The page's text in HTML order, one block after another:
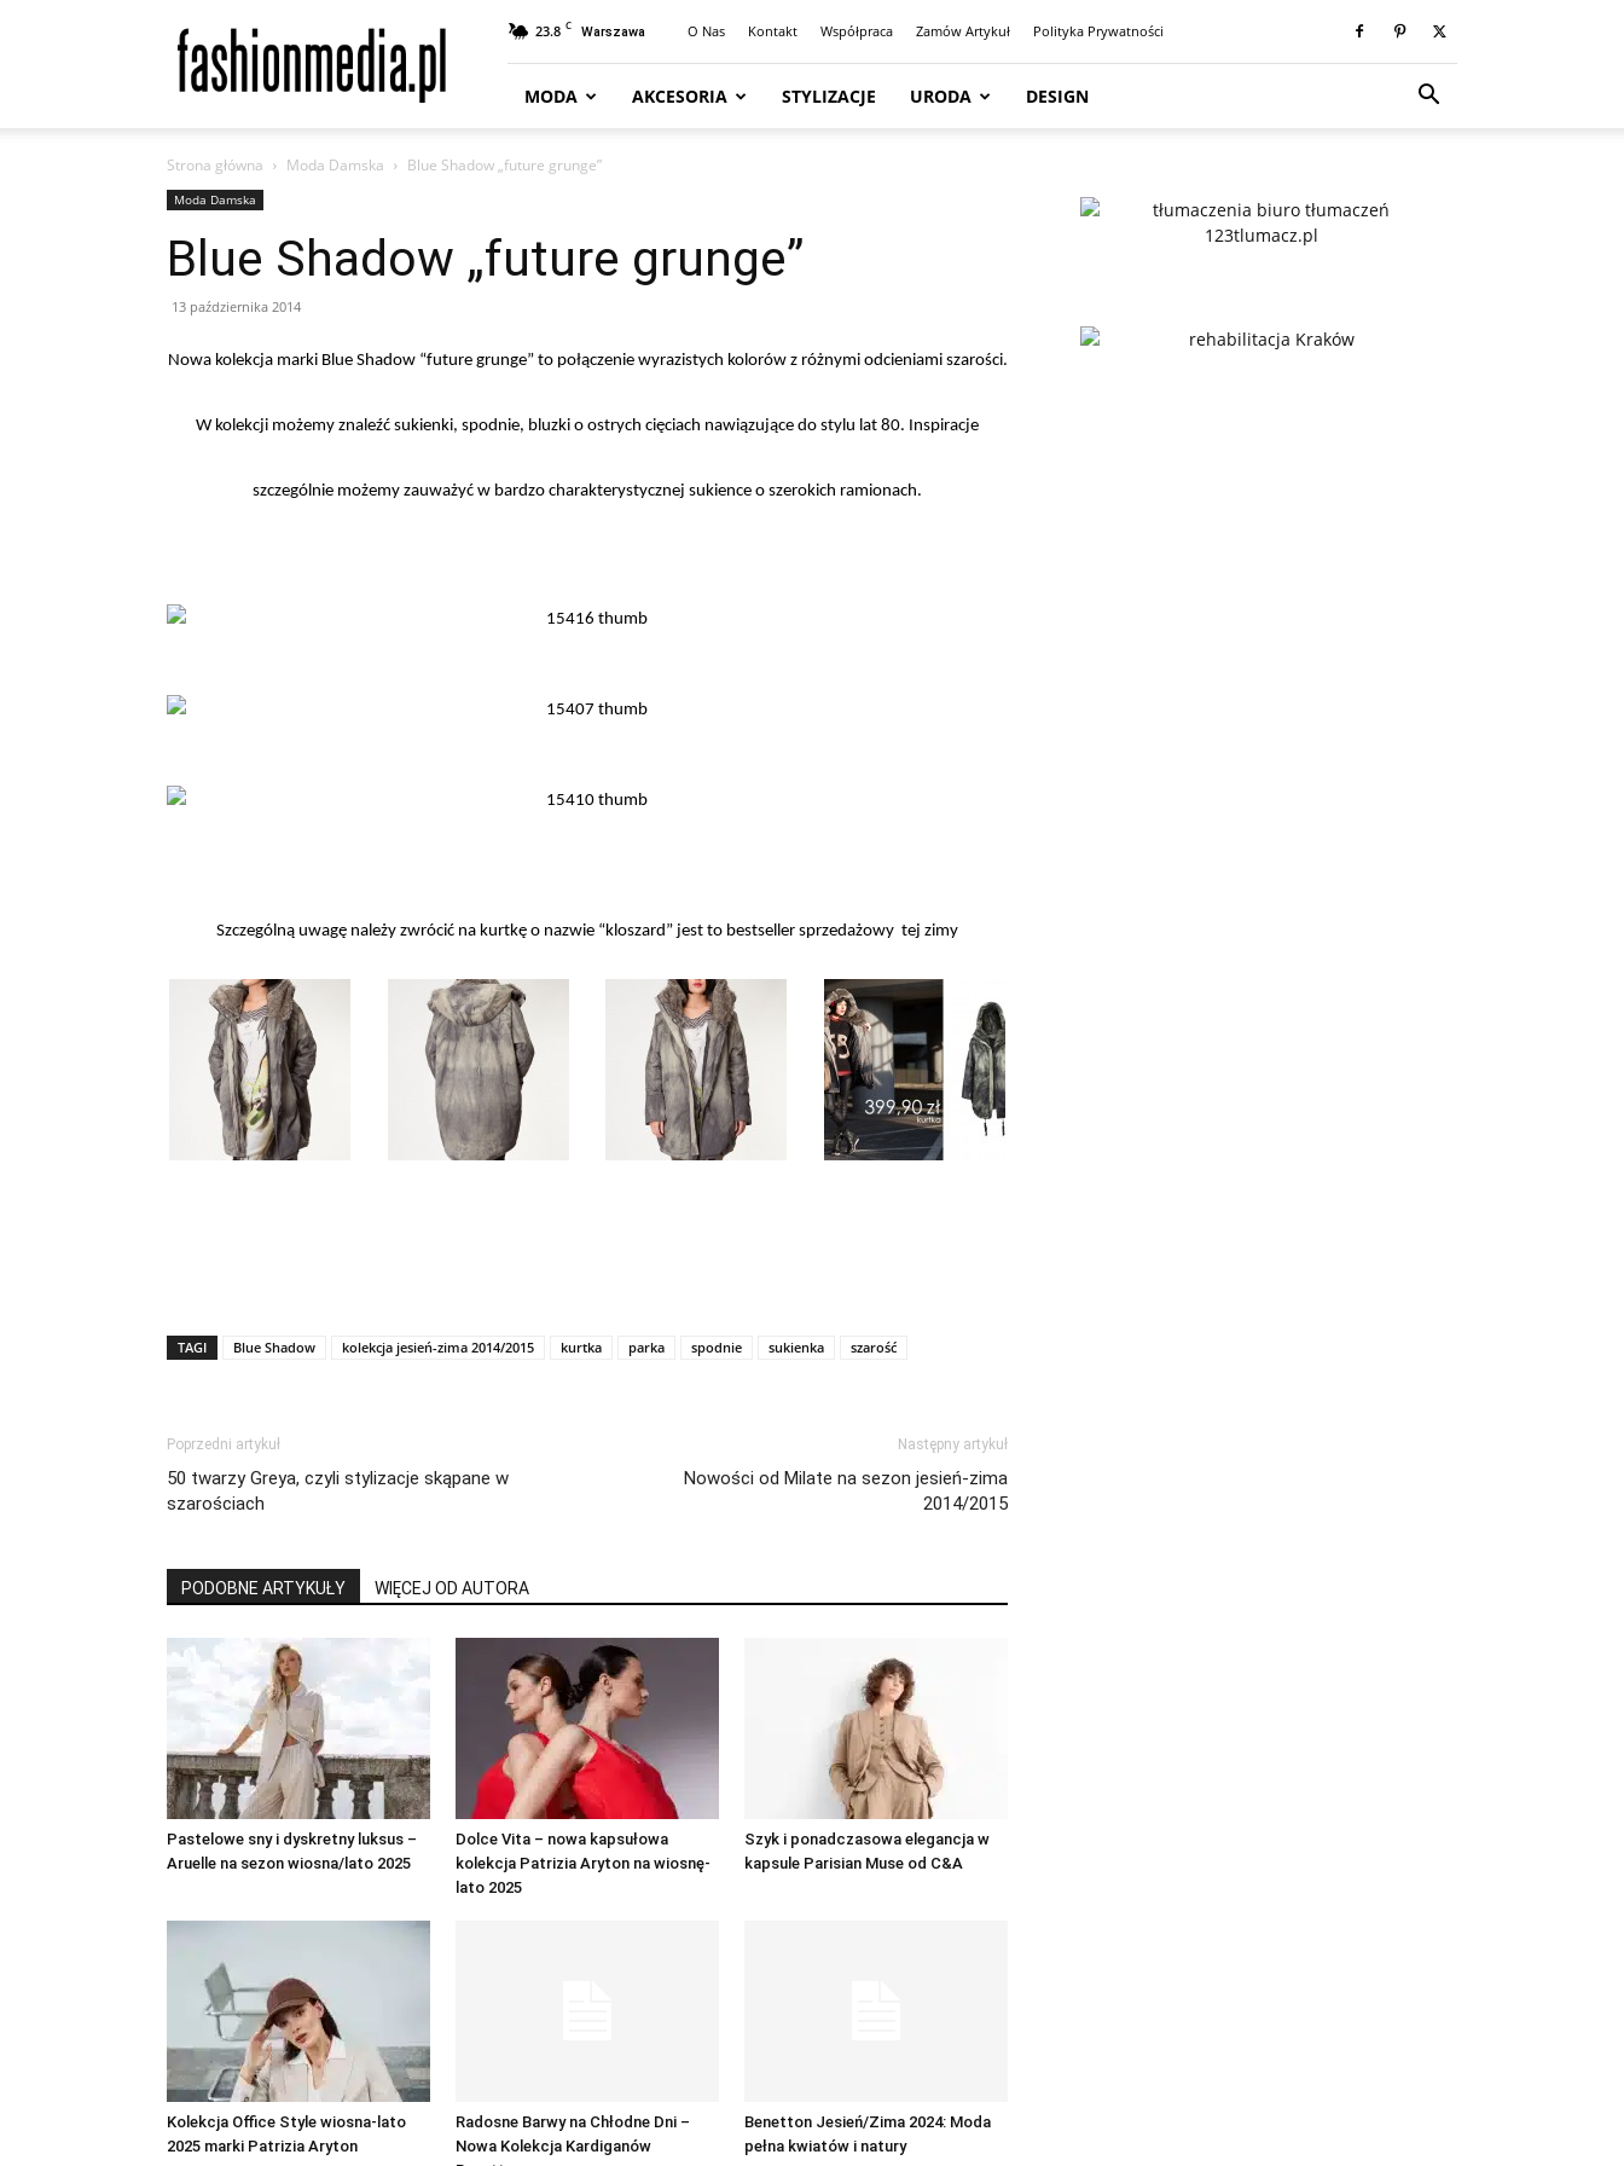
Moda
Styl
|
|
Design
23.8 C Warszawa O Nas Kontakt Współpraca Zamów Artykuł Polityka Prywatności
MODA AKCESORIA STYLIZACJE URODA DESIGN
Strona główna Moda Damska Blue Shadow „future grunge”
Moda Damska
Blue Shadow „future grunge”
13 października 2014
Nowa kolekcja marki Blue Shadow “future grunge” to połączenie wyrazistych kolorów z różnymi odcieniami szarości.
W kolekcji możemy znaleźć sukienki, spodnie, bluzki o ostrych cięciach nawiązujące do stylu lat 80. Inspiracje
szczególnie możemy zauważyć w bardzo charakterystycznej sukience o szerokich ramionach.
Szczególną uwagę należy zwrócić na kurtkę o nazwie “kloszard” jest to bestseller sprzedażowy tej zimy
TAGI Blue Shadow kolekcja jesień-zima 2014/2015 kurtka parka spodnie sukienka szarość
Poprzedni artykuł
50 twarzy Greya, czyli stylizacje skąpane w
szarościach
Następny artykuł
Nowości od Milate na sezon jesień-zima
2014/2015
PODOBNE ARTYKUŁY WIĘCEJ OD AUTORA
Pastelowe sny i dyskretny luksus –
Aruelle na sezon wiosna/lato 2025
Dolce Vita – nowa kapsułowa
kolekcja Patrizia Aryton na wiosnę-
lato 2025
Szyk i ponadczasowa elegancja w
kapsule Parisian Muse od C&A
Kolekcja Office Style wiosna-lato
2025 marki Patrizia Aryton
Radosne Barwy na Chłodne Dni –
Nowa Kolekcja Kardiganów
Benetton Jesień/Zima 2024: Moda
pełna kwiatów i natury